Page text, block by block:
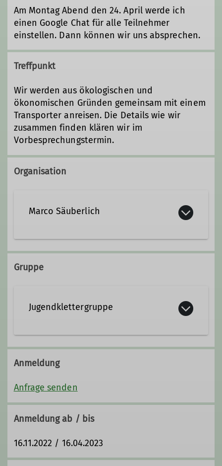
Am Montag Abend den 24. April werde ich
einen Google Chat für alle Teilnehmer
einstellen. Dann können wir uns absprechen.
Treffpunkt
Wir werden aus ökologischen und
ökonomischen Gründen gemeinsam mit einem
Transporter anreisen. Die Details wie wir
zusammen finden klären wir im
Vorbesprechungstermin.
Organisation
Marco Säuberlich
0151 12317273
Sektionsjugend
Gruppe
Jugendklettergruppe
Voraussetzungen / Kenntnisse:
Eigenständiges Kletterkönnen ist
Voraussetzung, Ausbildungsinhalte
während der Gruppenaktivitäten
unseren Trainern buchen.
der Halle und am Fels), Sportklettern,
Alpinklettern, Mehrseillängen, Trad-
Anmeldung
Anfrage senden
Anmeldung ab / bis
16.11.2022 / 16.04.2023